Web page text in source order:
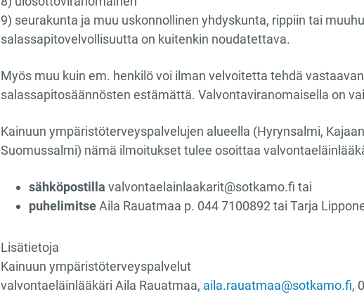
9) seurakunta ja muu uskonnollinen yhdyskunta, rippiin tai
salassapitovelvollisuutta on kuitenkin noudatettava.
Myös muu kuin em. henkilö voi ilman velvoitetta tehdä
salassapitosäännösten estämättä. Valvontaviranomaisella on
Kainuun ympäristöterveyspalvelujen alueella (Hyrynsalmi,
Suomussalmi) nämä ilmoitukset tulee osoittaa
sähköpostilla valvontaelainlaakarit@sotkamo.fi tai
puhelimitseAila Rauatmaa p. 044 7100892 tai Tarja
Lisätietoja
Kainuun ympäristöterveyspalvelut
valvontaeläinlääkäri Aila Rauatmaa, aila.rauatmaa@sotkamo.fi,